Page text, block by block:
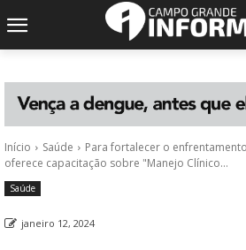
Início Saúde
Para fortalecer o
oferece capacitação sobre "Manejo Clínico...
Saúde
janeiro 12, 2024